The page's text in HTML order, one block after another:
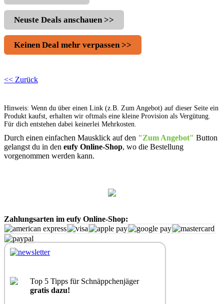
Neuste Deals anschauen >>
Keinen Deal mehr verpassen >>
<< Zurück
Hinweis: Wenn du über einen Link (z.B. Zum Angebot) auf dieser Seite ein
Produkt kaufst, erhalten wir oftmals eine kleine Provision als Vergütung.
Für dich entstehen dabei keinerlei Mehrkosten.
Durch einen einfachen Mausklick auf den "Zum Angebot" Button
gelangst du in den eufy Online-Shop, wo die Bestellung
vorgenommen werden kann.
Zahlungsarten im eufy Online-Shop:
Top 5 Tipps für Schnäppchenjäger
gratis dazu!